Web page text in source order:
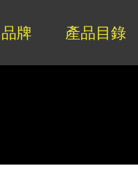
品牌 產品目錄